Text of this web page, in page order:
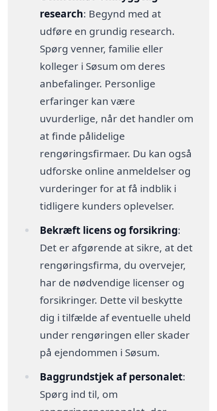
research: Begynd med at
udføre en grundig research.
Spørg venner, familie eller
kolleger i Søsum om deres
anbefalinger. Personlige
erfaringer kan være
uvurderlige, når det handler om
at finde pålidelige
rengøringsfirmaer. Du kan også
udforske online anmeldelser og
vurderinger for at få indblik i
tidligere kunders oplevelser.
Bekræft licens og forsikring:
Det er afgørende at sikre, at det
rengøringsfirma, du overvejer,
har de nødvendige licenser og
forsikringer. Dette vil beskytte
dig i tilfælde af eventuelle uheld
under rengøringen eller skader
på ejendommen i Søsum.
Baggrundstjek af personalet:
Spørg ind til, om